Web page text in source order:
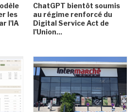
les
l'IA
ChatGPT bientôt soumis
au régime renforcé du
Digital Service Act de
l'Union...